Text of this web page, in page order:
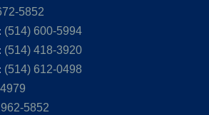
5852
(514) 600-5994
(514) 418-3920
(514) 612-0498
5852